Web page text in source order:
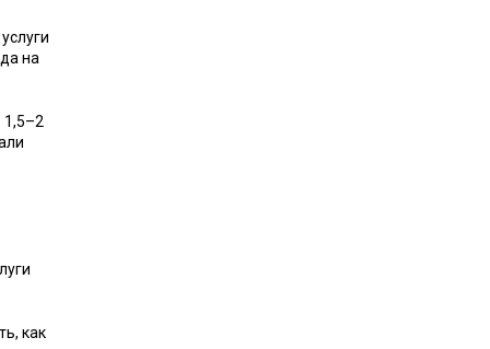
на
1,5–2
как